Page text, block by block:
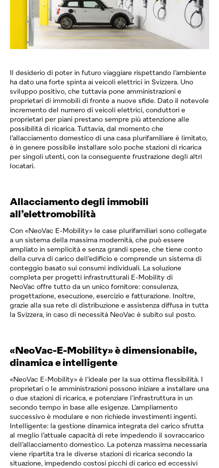
Il desiderio di poter in futuro viaggiare rispettando l’ambiente
ha dato una forte spinta ai veicoli elettrici in Svizzera. Uno
sviluppo positivo, che tuttavia pone amministrazioni e
proprietari di immobili di fronte a nuove sfide. Dato il notevole
incremento del numero di veicoli elettrici, conduttori e
proprietari per piani prestano sempre più attenzione alle
possibilità di ricarica. Tuttavia, dal momento che
l’allacciamento domestico di una casa plurifamiliare è limitato,
è in genere possibile installare solo poche stazioni di ricarica
per singoli utenti, con la conseguente frustrazione degli altri
locatari.
Allacciamento degli immobili
all’elettromobilità
Con «NeoVac E-Mobility» le case plurifamiliari sono ­collegate
a un sistema della massima modernità, che può essere
ampliato in semplicità e senza grandi spese, che tiene conto
della curva di carico dell’edificio e ­comprende un sistema di
conteggio basato sui consumi individuali. La soluzione
completa per progetti infrastrutturali E-Mobility di
NeoVac offre tutto da un unico fornitore: consulenza,
progettazione, esecuzione, ­esercizio e fatturazione. Inoltre,
grazie alla sua rete di distribuzione e assistenza diffusa in tutta
la Svizzera, in caso di necessità NeoVac è subito sul posto.
« NeoVac-E-Mobility» è dimensionabile,
dinamica e intelligente
«NeoVac E-Mobility» è l’ideale per la sua ottima fles­sibilità. I
proprietari o le amministrazioni possono ­iniziare a installare una
o due stazioni di ricarica, e ­potenziare l’infrastruttura in un
secondo tempo in base alle esigenze. L’ampliamento
successivo è modulare e non richiede investimenti ingenti.
Intelligente: la ­ges­tione dinamica integrata del carico sfrutta
al meglio l’attuale capacità di rete impedendo il sovraccarico
dell’allacciamento domestico. La potenza massima ­necessaria
viene ripartita tra le diverse stazioni di ­ricarica secondo la
situazione, impedendo costosi picchi di carico ed eccessivi